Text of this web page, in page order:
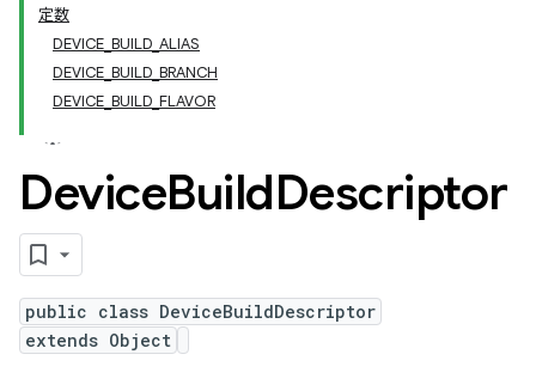
定数
DEVICE_BUILD_ALIAS
DEVICE_BUILD_BRANCH
DEVICE_BUILD_FLAVOR
DeviceBuildDescriptor
public class DeviceBuildDescriptor
extends Object